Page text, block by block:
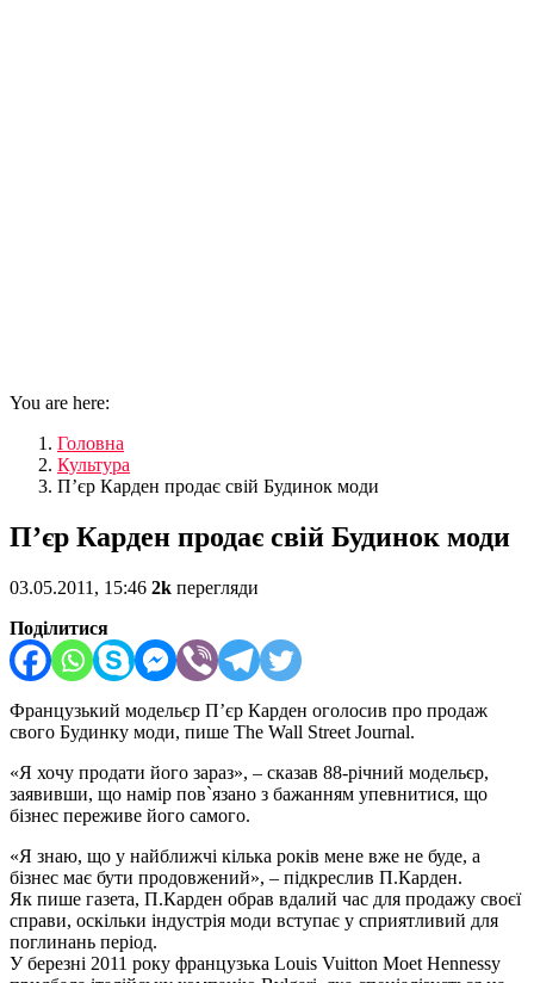
You are here:
Головна
Культура
П’єр Карден продає свій Будинок моди
П’єр Карден продає свій Будинок моди
03.05.2011, 15:46 2k перегляди
Поділитися
Французький модельєр П’єр Карден оголосив про продаж
свого Будинку моди, пише The Wall Street Journal.
«Я хочу продати його зараз», – сказав 88-річний модельєр,
заявивши, що намір пов`язано з бажанням упевнитися, що
бізнес переживе його самого.
«Я знаю, що у найближчі кілька років мене вже не буде, а
бізнес має бути продовжений», – підкреслив П.Карден.
Як пише газета, П.Карден обрав вдалий час для продажу своєї
справи, оскільки індустрія моди вступає у сприятливий для
поглинань період.
У березні 2011 року французька Louis Vuitton Moet Hennessy